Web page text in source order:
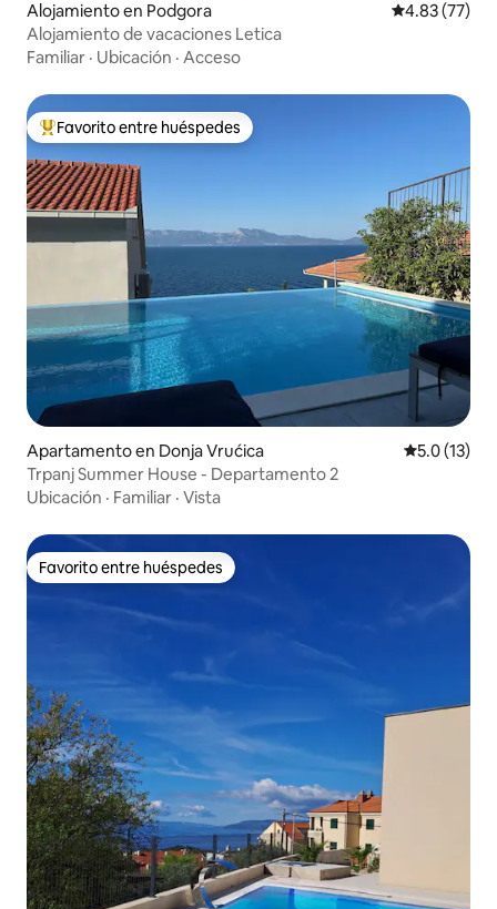
Alojamiento en Podgora Calificación
4.83 (77)
Alojamiento de vacaciones Letica
Familiar · Ubicación · Acceso
Favorito entre huéspedes preferido
Favorito entre huéspedes
Apartamento en Donja Vrućica Calificación
5.0 (13)
Trpanj Summer House - Departamento 2
Ubicación · Familiar · Vista
Favorito entre huéspedes
Favorito entre huéspedes